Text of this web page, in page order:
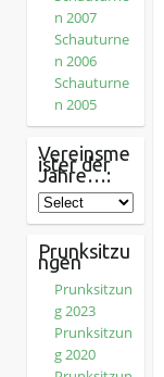
n 2007
Schauturne
n 2006
Schauturne
n 2005
Vereinsme
ister der
Jahre…:
Prunksitzu
ngen
Prunksitzun
g 2023
Prunksitzun
g 2020